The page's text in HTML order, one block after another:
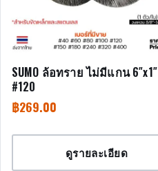
SUMO ล้อทราย ไม่มีแกน 6″x1″
#120
฿269.00
ดูรายละเอียด